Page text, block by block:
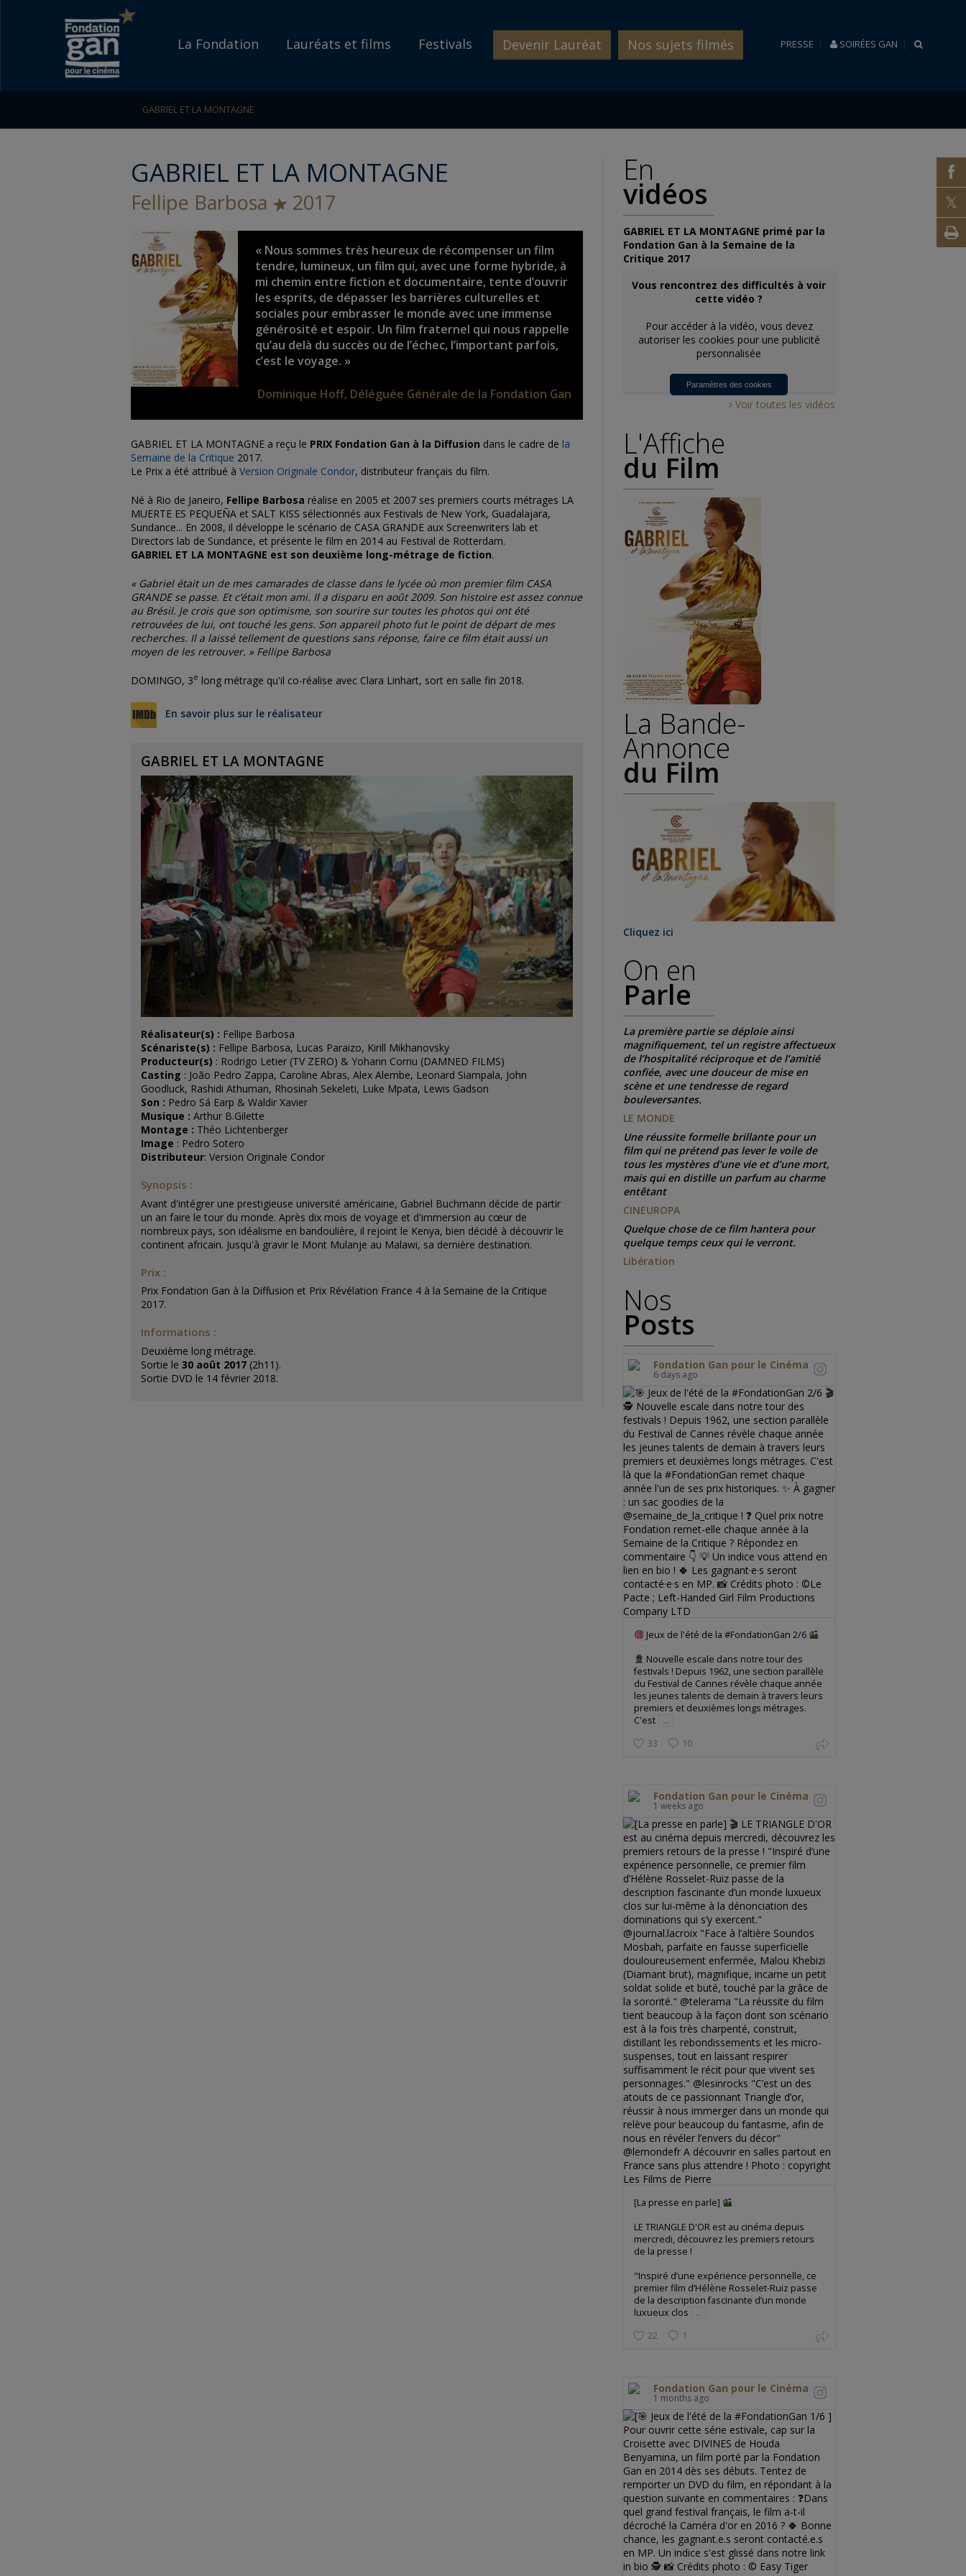
Go to content Go to navigation
Fondation
gan
pour
cinéma
PRESSE SOIRÉES GAN
Accueil
La Fondation Lauréats et films Festivals Devenir Lauréat Nos sujets filmés
GABRIEL ET LA MONTAGNE
GABRIEL ET LA MONTAGNE
Fellipe Barbosa 2017
« Nous sommes très heureux de récompenser un film
tendre, lumineux, un film qui, avec une forme hybride, à
mi chemin entre fiction et documentaire, tente d’ouvrir
les esprits, de dépasser les barrières culturelles et
sociales pour embrasser le monde avec une immense
générosité et espoir. Un film fraternel qui nous rappelle
qu’au delà du succès ou de l’échec, l’important parfois,
c’est le voyage. »
Dominique Hoff, Déléguée Générale de la Fondation Gan
GABRIEL ET LA MONTAGNE a reçu le PRIX Fondation Gan à la Diffusion dans le cadre de la
Semaine de la Critique 2017.
Le Prix a été attribué à Version Originale Condor, distributeur français du film.
Né à Rio de Janeiro, Fellipe Barbosa réalise en 2005 et 2007 ses premiers courts métrages LA
MUERTE ES PEQUEÑA et SALT KISS sélectionnés aux Festivals de New York, Guadalajara,
Sundance... En 2008, il développe le scénario de CASA GRANDE aux Screenwriters lab et
Directors lab de Sundance, et présente le film en 2014 au Festival de Rotterdam.
GABRIEL ET LA MONTAGNE est son deuxième long-métrage de fiction.
« Gabriel était un de mes camarades de classe dans le lycée où mon premier film CASA
GRANDE se passe. Et c’était mon ami. Il a disparu en août 2009. Son histoire est assez connue
au Brésil. Je crois que son optimisme, son sourire sur toutes les photos qui ont été
retrouvées de lui, ont touché les gens. Son appareil photo fut le point de départ de mes
recherches. Il a laissé tellement de questions sans réponse, faire ce film était aussi un
moyen de les retrouver. » Fellipe Barbosa
DOMINGO, 3e long métrage qu'il co-réalise avec Clara Linhart, sort en salle fin 2018.
En savoir plus sur le réalisateur
GABRIEL ET LA MONTAGNE
Réalisateur(s) : Fellipe Barbosa
Scénariste(s) : Fellipe Barbosa, Lucas Paraizo, Kirill Mikhanovsky
Producteur(s) : Rodrigo Letier (TV ZERO) & Yohann Cornu (DAMNED FILMS)
Casting : João Pedro Zappa, Caroline Abras, Alex Alembe, Leonard Siampala, John
Goodluck, Rashidi Athuman, Rhosinah Sekeleti, Luke Mpata, Lewis Gadson
Son : Pedro Sá Earp & Waldir Xavier
Musique : Arthur B.Gilette
Montage : Théo Lichtenberger
Image : Pedro Sotero
Distributeur: Version Originale Condor
Synopsis :
Avant d'intégrer une prestigieuse université américaine, Gabriel Buchmann décide de partir
un an faire le tour du monde. Après dix mois de voyage et d'immersion au cœur de
nombreux pays, son idéalisme en bandoulière, il rejoint le Kenya, bien décidé à découvrir le
continent africain. Jusqu'à gravir le Mont Mulanje au Malawi, sa dernière destination.
Prix :
Prix Fondation Gan à la Diffusion et Prix Révélation France 4 à la Semaine de la Critique
2017.
Informations :
Deuxième long métrage.
Sortie le 30 août 2017 (2h11).
Sortie DVD le 14 février 2018.
En
vidéos
GABRIEL ET LA MONTAGNE primé par la
Fondation Gan à la Semaine de la
Critique 2017
Vous rencontrez des difficultés à voir
cette vidéo ?
Pour accéder à la vidéo, vous devez
autoriser les cookies pour une publicité
personnalisée
Paramètres des cookies
Voir toutes les vidéos
L'Affiche
du Film
La Bande-
Annonce
du Film
Cliquez ici
On en
Parle
La première partie se déploie ainsi
magnifiquement, tel un registre affectueux
de l’hospitalité réciproque et de l’amitié
confiée, avec une douceur de mise en
scène et une tendresse de regard
bouleversantes.
LE MONDE
Une réussite formelle brillante pour un
film qui ne prétend pas lever le voile de
tous les mystères d’une vie et d’une mort,
mais qui en distille un parfum au charme
entêtant
CINEUROPA
Quelque chose de ce film hantera pour
quelque temps ceux qui le verront.
Libération
Nos
Posts
Fondation Gan pour le Cinéma
6 days ago
Jeux de l'été de la #FondationGan 2/6
Nouvelle escale dans notre tour des
festivals ! Depuis 1962, une section parallèle
du Festival de Cannes révèle chaque année
les jeunes talents de demain à travers leurs
premiers et deuxièmes longs métrages.
C'est
...
33 10
Fondation Gan pour le Cinéma
1 weeks ago
[La presse en parle]
LE TRIANGLE D'OR est au cinéma depuis
mercredi, découvrez les premiers retours
de la presse !
"Inspiré d’une expérience personnelle, ce
premier film d’Hélène Rosselet-Ruiz passe
de la description fascinante d’un monde
luxueux clos
...
22 1
Fondation Gan pour le Cinéma
1 months ago